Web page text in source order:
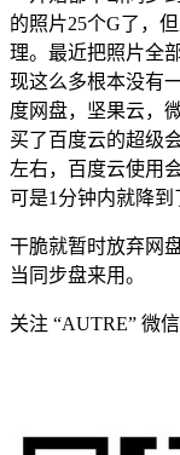
的照片25个G了，
理。最近把照片全
现这么多根本没有
度网盘，坚果云，
买了百度云的超级
左右，百度云使用
可是1分钟内就降到
干脆就暂时放弃网
当同步盘来用。
关注 “AUTRE” 微